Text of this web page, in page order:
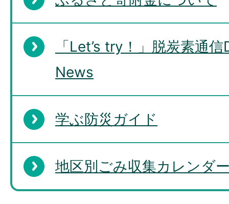
「Let’s try！」脱炭素通
News
学ぶ防災ガイド
地区別ごみ収集カレンダ